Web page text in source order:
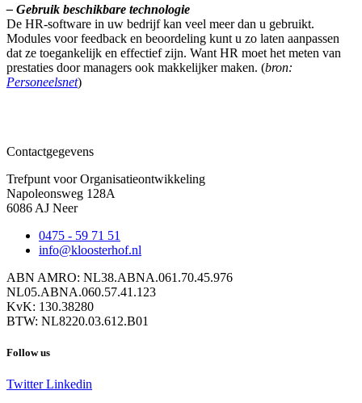
– Gebruik beschikbare technologie
De HR-software in uw bedrijf kan veel meer dan u gebruikt.
Modules voor feedback en beoordeling kunt u zo laten aanpassen
dat ze toegankelijk en effectief zijn. Want HR moet het meten van
prestaties door managers ook makkelijker maken. (bron:
Personeelsnet)
Contactgegevens
Trefpunt voor Organisatieontwikkeling
Napoleonsweg 128A
6086 AJ Neer
0475 - 59 71 51
info@kloosterhof.nl
ABN AMRO: NL38.ABNA.061.70.45.976
NL05.ABNA.060.57.41.123
KvK: 130.38280
BTW: NL8220.03.612.B01
Follow us
Twitter Linkedin